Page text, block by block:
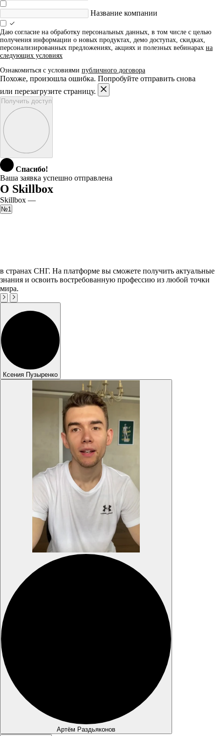
Название компании
Даю согласие на обработку персональных данных, в том числе с целью
получения информации о новых продуктах, демо доступах, скидках,
персонализированных предложениях, акциях и полезных вебинарах на
следующих условиях
Ознакомиться с условиями публичного договора
Похоже, произошла ошибка. Попробуйте отправить снова
или перезагрузите страницу.
Получить доступ
Спасибо!
Ваша заявка успешно отправлена
О Skillbox
Skillbox —
№1
в странах СНГ. На платформе вы сможете получить актуальные
знания и освоить востребованную профессию из любой точки
мира.
Ксения Пузыренко
Артём Раздьяконов